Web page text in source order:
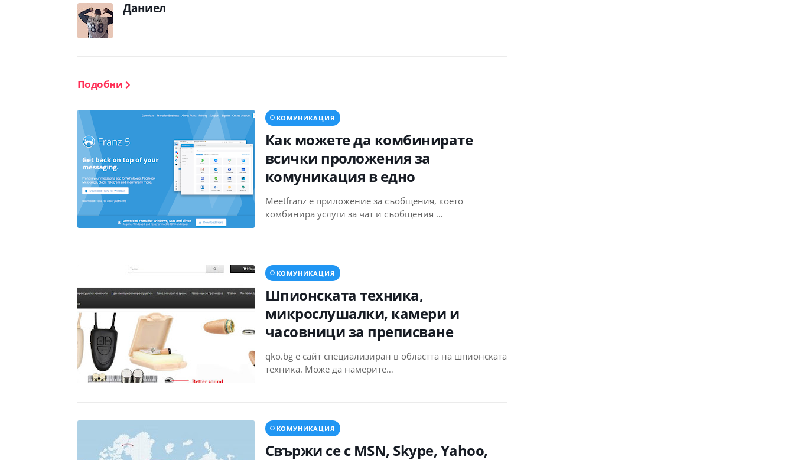
Даниел
Подобни
КОМУНИКАЦИЯ
Как можете да комбинирате
всички проложения за
комуникация в едно
Meetfranz e приложение за съобщения, което
комбинира услуги за чат и съобщения …
КОМУНИКАЦИЯ
Шпионската техника,
микрослушалки, камери и
часовници за преписване
qko.bg е сайт специализиран в областта на шпионската
техника. Може да намерите…
КОМУНИКАЦИЯ
Свържи се с MSN, Skype, Yahoo,